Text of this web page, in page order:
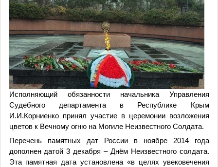
Исполняющий обязанности начальника
Управления
Судебного
департамента в Республике
Крым
И.И.Корниенко принял участие в церемонии возложения
цветов к Вечному огню на Могиле Неизвестного Солдата.
Перечень памятных дат России в ноябре 2014 года
дополнен датой 3 декабря – Днём Неизвестного солдата.
Эта памятная дата установлена «в целях увековечения